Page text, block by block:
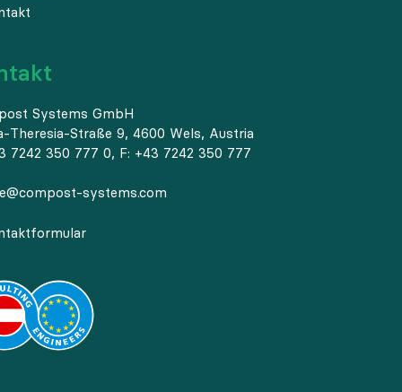
Systems GmbH
Theresia-Straße 9, 4600 Wels, Austria
7242 350 777 0, F: +43 7242 350 777
systems.com